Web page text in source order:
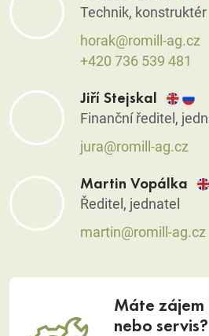
Technik, konstruktér
horak@romill-ag.cz
+420 736 539 481
Jiří Stejskal
Finanční ředitel,
jura@romill-ag.cz
Martin Vopálka
Ředitel, jednatel
martin@romill-ag.cz
Máte zájem
nebo servis?